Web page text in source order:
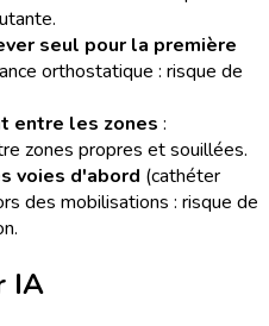
seul pour la première
orthostatique : risque de
entre les zones :
zones propres et souillées.
voies d'abord (cathéter
des mobilisations : risque de
IA